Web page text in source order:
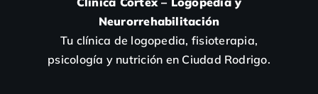
Neurorrehabilitación
Tu clínica de logopedia, fisioterapia,
psicología y nutrición en Ciudad Rodrigo.